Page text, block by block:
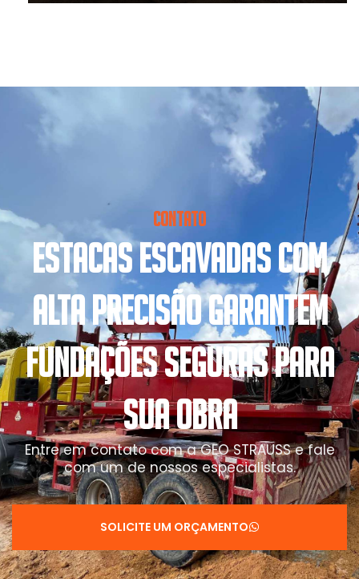
CONTATO
ESTACAS ESCAVADAS COM
ALTA PRECISÃO GARANTEM
FUNDAÇÕES SEGURAS PARA
SUA OBRA
Entre em contato com a GEO STRAUSS e fale
com um de nossos especialistas.
SOLICITE UM ORÇAMENTO